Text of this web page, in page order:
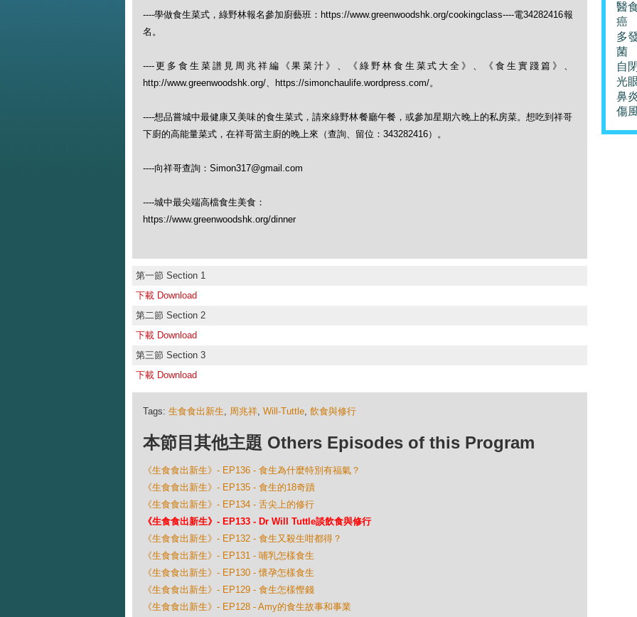
----學做食生菜式，綠野林報名參加廚藝班：https://www.greenwoodshk.org/cookingclass----電34282416報
名。
----更多食生菜譜見周兆祥編《果菜汁》、《綠野林食生菜式大全》、《食生實踐篇》、
http://www.greenwoodshk.org/、https://simonchaulife.wordpress.com/。
----想品嘗城中最健康又美味的食生菜式，請來綠野林餐廳午餐，或參加星期六晚上的私房菜。想吃到祥哥
下廚的高能量菜式，在祥哥當主廚的晚上來（查詢、留位：343282416）。
----向祥哥查詢：Simon317@gmail.com
----城中最尖端高檔食生美食：
https://www.greenwoodshk.org/dinner
第一節 Section 1
下載 Download
第二節 Section 2
下載 Download
第三節 Section 3
下載 Download
Tags: 生食食出新生, 周兆祥, Will-Tuttle, 飲食與修行
本節目其他主題 Others Episodes of this Program
《生食食出新生》- EP136 - 食生為什麼特別有福氣？
《生食食出新生》- EP135 - 食生的18奇蹟
《生食食出新生》- EP134 - 舌尖上的修行
《生食食出新生》- EP133 - Dr Will Tuttle談飲食與修行
《生食食出新生》- EP132 - 食生又殺生咁都得？
《生食食出新生》- EP131 - 哺乳怎樣食生
《生食食出新生》- EP130 - 懷孕怎樣食生
《生食食出新生》- EP129 - 食生怎樣慳錢
《生食食出新生》- EP128 - Amy的食生故事和事業
醫
癌
多
菌
自
光
鼻
傷